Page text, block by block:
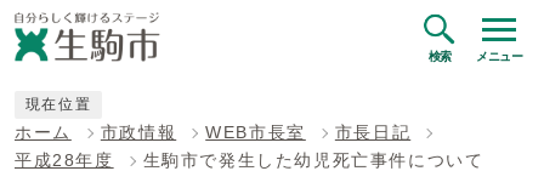
検索 メニュー
現在位置
ホーム 市政情報 WEB市長室
市長日記
平成28年度
生駒市で発生した幼児死亡事件について